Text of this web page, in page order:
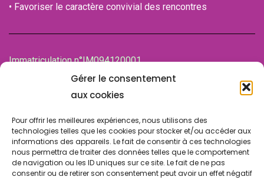
Gérer le consentement
aux cookies
Pour offrir les meilleures expériences, nous utilisons des
technologies telles que les cookies pour stocker et/ou accéder aux
informations des appareils. Le fait de consentir à ces technologies
nous permettra de traiter des données telles que le comportement
de navigation ou les ID uniques sur ce site. Le fait de ne pas
consentir ou de retirer son consentement peut avoir un effet négatif
• Favoriser le caractère convivial des rencontres
Immatriculation n°IM094120001
de la Chambre des associations (CDA)
94100 SAINT-MAUR-DES-FOSSES